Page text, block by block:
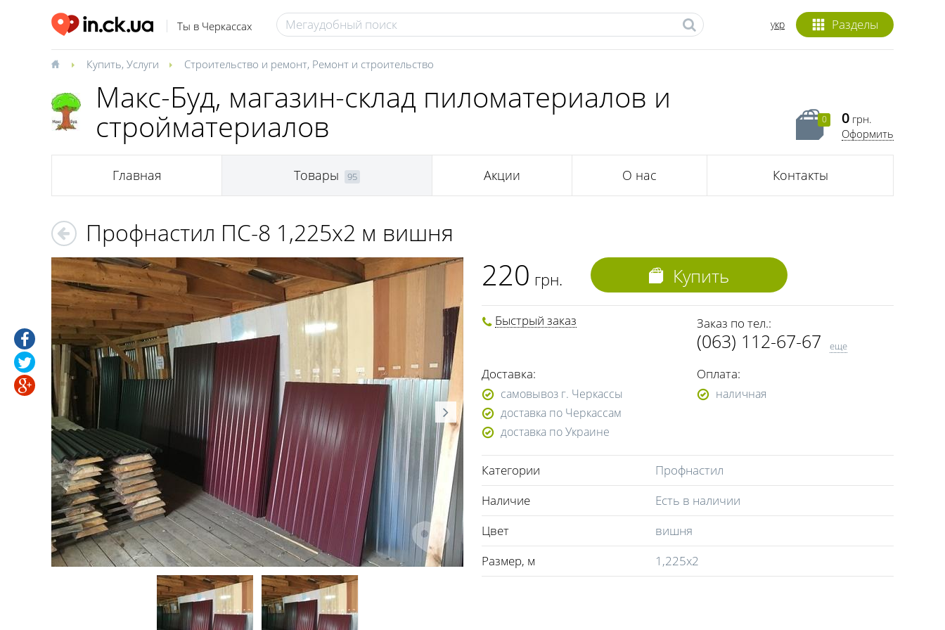
Ты в Черкассах Разделы
укр
Купить, Услуги Строительство и ремонт, Ремонт и строительство
Макс-Буд, магазин-склад пиломатериалов и
стройматериалов 0 0 грн.
Оформить
Главная Товары 95 Акции О нас Контакты
Профнастил ПС-8 1,225х2 м вишня
220 грн. Купить
Быстрый заказ Заказ по тел.:
(063) 112-67-67
(0472) 56-15-53
(093) 183-13-33
еще
Доставка:
самовывоз г. Черкассы
доставка по Черкассам
доставка по Украине
Оплата:
наличная
Категории
Профнастил
Наличие
Есть в наличии
Цвет
вишня
Размер, м
1,225х2